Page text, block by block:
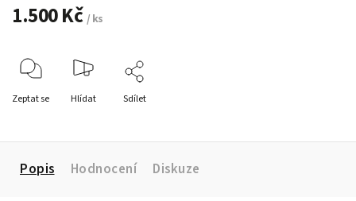
1.500 Kč / ks
Zeptat se Hlídat Sdílet
Popis Hodnocení Diskuze